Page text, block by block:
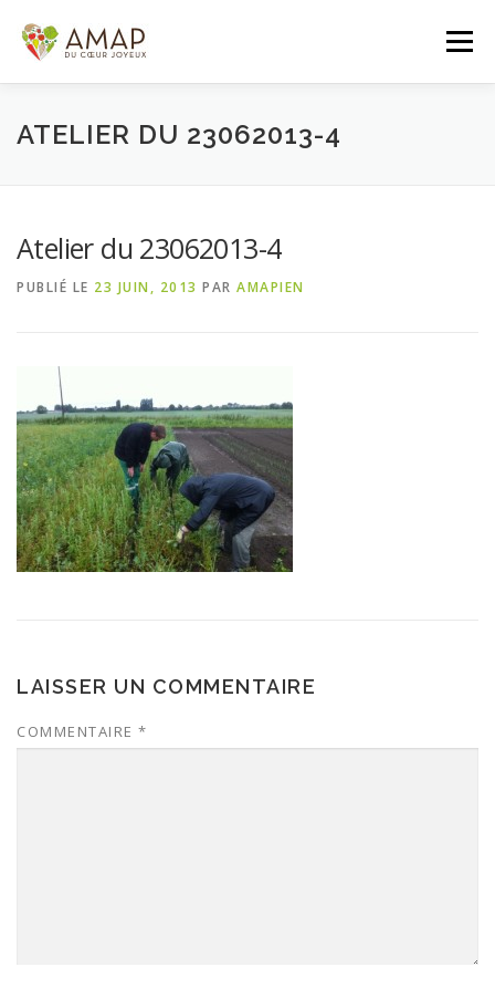
contenu
Menu
ACCUEIL L’AMAP LES PANIERS
PANIER DE LA SEMAINE
ATELIER DU 23062013-4
Atelier du 23062013-4
PUBLIÉ LE 23 JUIN, 2013 PAR AMAPIEN
LAISSER UN COMMENTAIRE
COMMENTAIRE *